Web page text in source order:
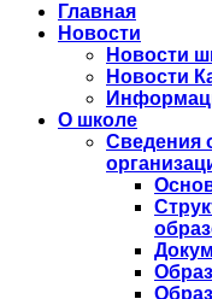
Главная
Новости
Новости
Новости
О школе
Сведения